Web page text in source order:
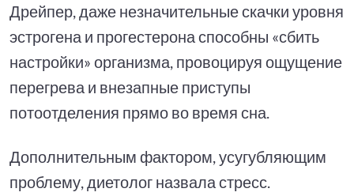
Дрейпер, даже незначительные скачки уровня
эстрогена и прогестерона способны «сбить
настройки» организма, провоцируя ощущение
перегрева и внезапные приступы
потоотделения прямо во время сна.
Дополнительным фактором, усугубляющим
проблему, диетолог назвала стресс.